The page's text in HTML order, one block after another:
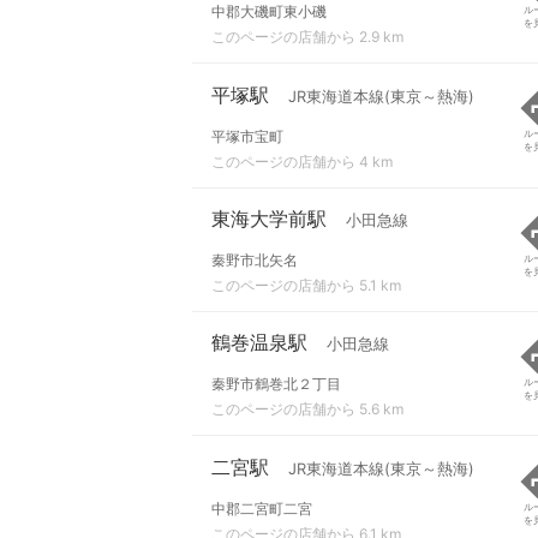
中郡大磯町東小磯
このページの店舗から 2.9 km
ル
を
平塚駅 JR東海道本線(東京～熱海)
平塚市宝町
このページの店舗から 4 km
ル
を
東海大学前駅 小田急線
秦野市北矢名
このページの店舗から 5.1 km
ル
を
鶴巻温泉駅 小田急線
秦野市鶴巻北２丁目
このページの店舗から 5.6 km
ル
を
二宮駅 JR東海道本線(東京～熱海)
中郡二宮町二宮
このページの店舗から 6.1 km
ル
を